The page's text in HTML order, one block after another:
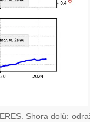
Shora dolů: